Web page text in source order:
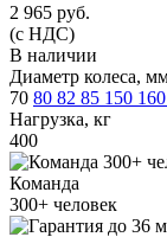
2 965 руб.
(с НДС)
В наличии
Диаметр колеса,
70 80 82 85 150 160
Нагрузка, кг
400
Команда
300+ человек